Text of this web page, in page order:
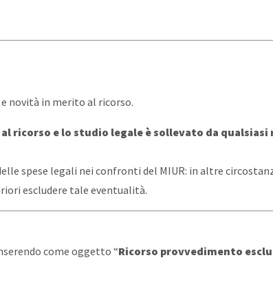
novità in merito al ricorso.
e lo studio legale è sollevato da qualsiasi
spese legali nei confronti del MIUR: in altre
escludere tale eventualità.
come oggetto “Ricorso provvedimento